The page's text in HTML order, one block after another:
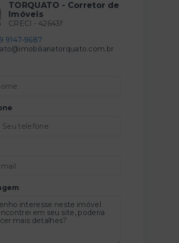
TORQUATO - Corretor de
Imóveis
CRECI - 42643f
9147-9687